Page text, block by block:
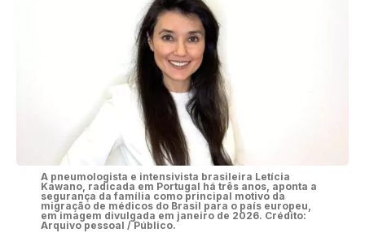
A pneumologista e intensivista brasileira Letícia
Kawano, radicada em Portugal há três anos, aponta a
segurança da família como principal motivo da
migração de médicos do Brasil para o país europeu,
em imagem divulgada em janeiro de 2026. Crédito:
Arquivo pessoal / Público.